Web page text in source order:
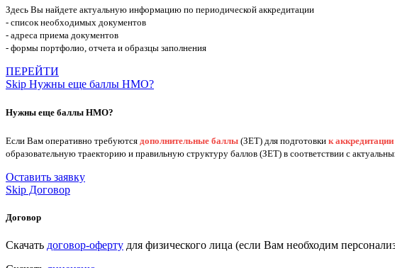
Здесь Вы найдете актуальную информацию по периодической аккредитации
- список необходимых документов
- адреса приема документов
- формы портфолио, отчета и образцы заполнения
ПЕРЕЙТИ
Skip Нужны еще баллы НМО?
Нужны еще баллы НМО?
Если Вам оперативно требуются дополнительные баллы (ЗЕТ) для подготовки к аккредитации
образовательную траекторию и правильную структуру баллов (ЗЕТ) в соответствии с
Оставить заявку
Skip Договор
Договор
Скачать договор-оферту для физического лица (если Вам необходим